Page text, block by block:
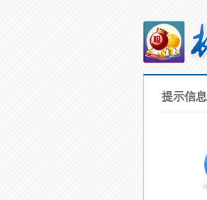
提示信息